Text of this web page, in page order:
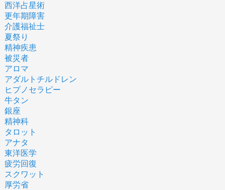
西洋占星術
更年期障害
介護福祉士
夏祭り
精神疾患
被災者
アロマ
アダルトチルドレン
ヒプノセラピー
牛タン
銀座
精神科
タロット
アナタ
東洋医学
疲労回復
スクワット
厚労省